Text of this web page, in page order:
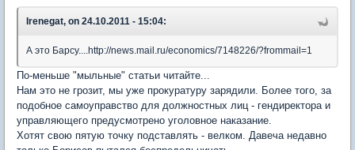
Irenegat, on 24.10.2011 - 15:04:
А это Барсу....http://news.mail.ru/economics/7148226/?frommail=1
По-меньше "мыльные" статьи читайте...
Нам это не грозит, мы уже прокуратуру зарядили. Более того, за
подобное самоуправство для должностных лиц - гендиректора и
управляющего предусмотрено уголовное наказание.
Хотят свою пятую точку подставлять - велком. Давеча недавно